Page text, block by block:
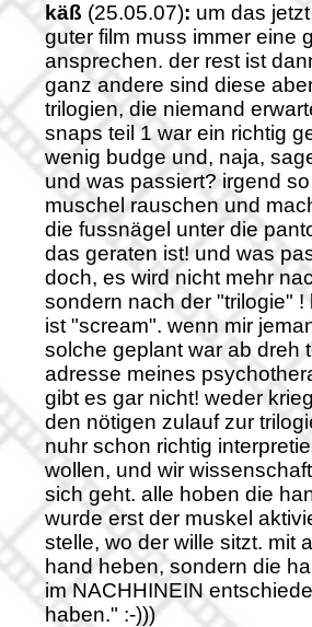
käß (25.05.07): um das
guter film muss immer eine
ansprechen. der rest ist
ganz andere sind diese
trilogien, die niemand
snaps teil 1 war ein richtig
wenig budge und, naja,
und was passiert? irgend
muschel rauschen und
die fussnägel unter die
das geraten ist! und was
doch, es wird nicht mehr
sondern nach der "trilogie"
ist "scream". wenn mir
solche geplant war ab dreh
adresse meines
gibt es gar nicht! weder
den nötigen zulauf zur
nuhr schon richtig
wollen, und wir
sich geht. alle hoben die
wurde erst der muskel
stelle, wo der wille sitzt. mit
hand heben, sondern die
im NACHHINEIN
haben." :-)))